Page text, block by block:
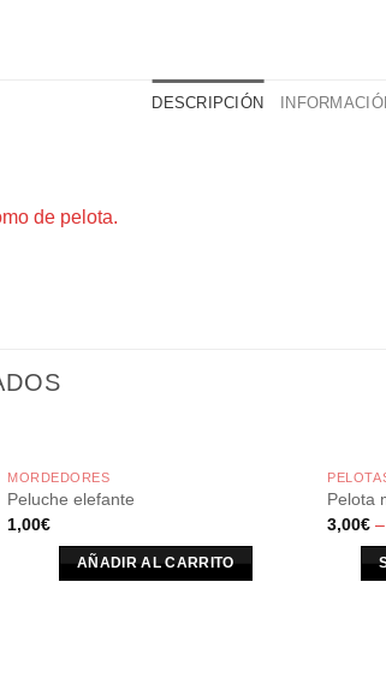
DESCRIPCIÓN
de pelota.
MORDEDORES
Peluche elefante
1,00€
AÑADIR AL CARRITO
Pelota
3,00€